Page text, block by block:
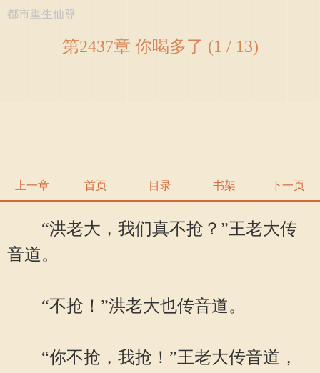
都市重生仙尊
第2437章 你喝多了 (1 / 13)
上一章 首页 目录 书架 下一页
“洪老大，我们真不抢？”王老大传
音道。
“不抢！”洪老大也传音道。
“你不抢，我抢！”王老大传音道，